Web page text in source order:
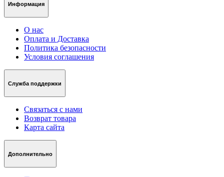
Информация
О нас
Оплата и Доставка
Политика безопасности
Условия соглашения
Служба поддержки
Связаться с нами
Возврат товара
Карта сайта
Дополнительно